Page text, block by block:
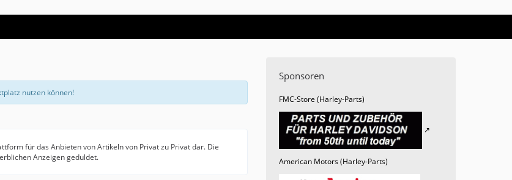
nutzen können!
für das Anbieten von Artikeln von Privat zu Privat dar. Die
Anzeigen geduldet.
Sponsoren
FMC-Store (Harley-Parts)
American Motors (Harley-Parts)